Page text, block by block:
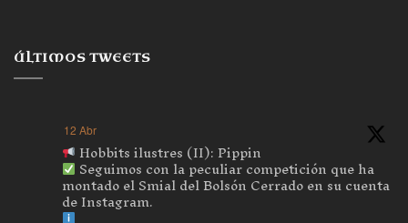
ÚLTIMOS TWEETS
12 Abr
Hobbits ilustres (II): Pippin
Seguimos con la peculiar competición que ha
montado el Smial del Bolsón Cerrado en su cuenta
de Instagram.